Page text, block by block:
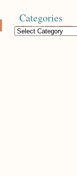
Categories
Categories